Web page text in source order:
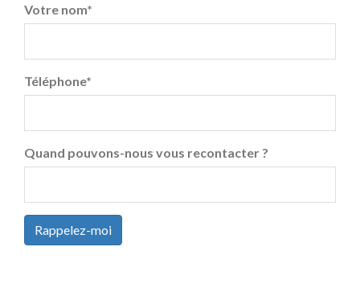
Votre nom*
Téléphone*
Quand pouvons-nous vous recontacter ?
Rappelez-moi